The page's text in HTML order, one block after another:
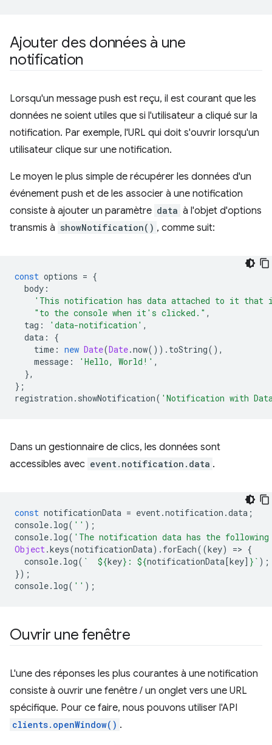
Ajouter des données à une
notification
Lorsqu'un message push est reçu, il est courant que les
données ne soient utiles que si l'utilisateur a cliqué sur la
notification. Par exemple, l'URL qui doit s'ouvrir lorsqu'un
utilisateur clique sur une notification.
Le moyen le plus simple de récupérer les données d'un
événement push et de les associer à une notification
consiste à ajouter un paramètre data à l'objet d'options
transmis à showNotification() , comme suit:
const options = {
body :
'This notification has data attached to it
"to the console when it's clicked." ,
tag : 'data-notification' ,
data :
{
time : new Date(Date.now()). toString(),
message : 'Hello, World!' ,
},
};
registration . showNotification( 'Notification with
Dans un gestionnaire de clics, les données sont
accessibles avec event.notification.data .
const notificationData = event.notification .data ;
console. log( '' );
console. log( 'The notification data has the following
Object.keys(notificationData). forEach((key) => {
console. log( ` ${key} : ${notificationData[key] } ` );
});
console. log( '' );
Ouvrir une fenêtre
L'une des réponses les plus courantes à une notification
consiste à ouvrir une fenêtre / un onglet vers une URL
spécifique. Pour ce faire, nous pouvons utiliser l'API
clients.openWindow() .